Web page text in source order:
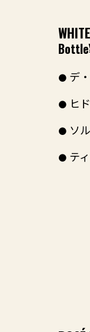
Bottle
デ
ヒ
ソ
テ